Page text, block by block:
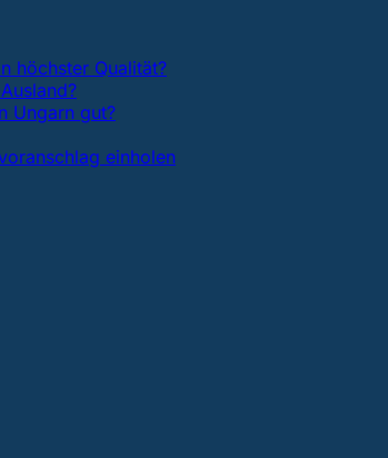
höchster Qualität?
Ungarn gut?
einholen